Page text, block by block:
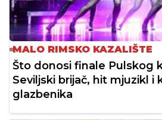
MALO RIMSKO KAZALIŠTE
Što donosi finale Pulskog
Seviljski brijač, hit mjuzikl i
glazbenika